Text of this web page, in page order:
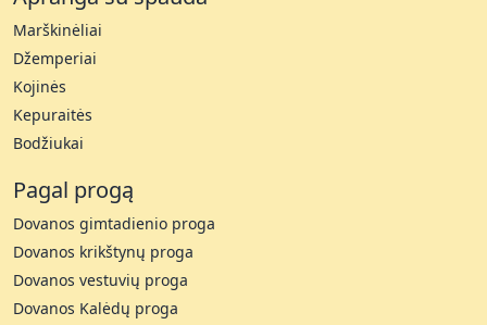
Marškinėliai
Džemperiai
Kojinės
Kepuraitės
Bodžiukai
Pagal progą
Dovanos gimtadienio proga
Dovanos krikštynų proga
Dovanos vestuvių proga
Dovanos Kalėdų proga